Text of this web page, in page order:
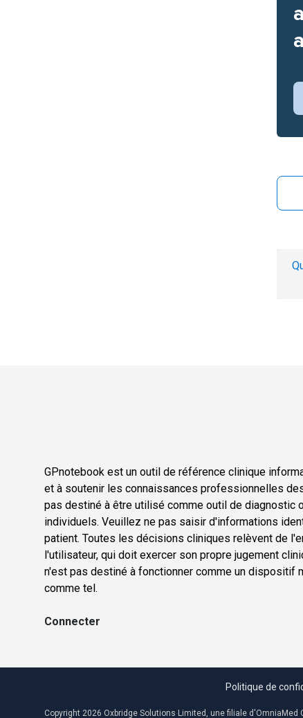
GPnotebook est un outil de référence clinique
et à soutenir les connaissances professionnelles
pas destiné à être utilisé comme outil de diagnostic
individuels. Veuillez ne pas saisir d'informations
patient. Toutes les décisions cliniques relèvent de
l'utilisateur, qui doit exercer son propre jugement
n'est pas destiné à fonctionner comme un dispositif
comme tel.
Connecter
Politique de
Copyright 2026 Oxbridge Solutions Limited, une filiale